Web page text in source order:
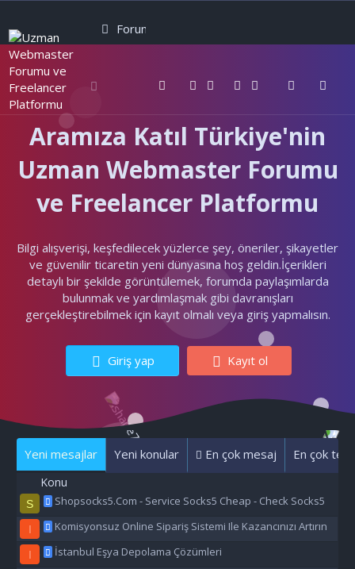
Forumlar
Aramıza Katıl Türkiye'nin
Uzman Webmaster Forumu
ve Freelancer Platformu
Bilgi alışverişi, keşfedilecek yüzlerce şey, öneriler, şikayetler
ve güvenilir ticaretin yeni dünyasına hoş geldin.İçerikleri
detaylı bir şekilde görüntülemek, forumda paylaşımlarda
bulunmak ve yardımlaşmak gibi davranışları
gerçekleştirebilmek için kayıt olmalı veya giriş yapmalısın.
Giriş yap Kayıt ol
Yeni mesajlar Yeni konular En çok mesaj En çok
Konu
S Shopsocks5.Com - Service Socks5 Cheap - Check Socks5
I Komisyonsuz Online Sipariş Sistemi Ile Kazancınızı Artırın
I İstanbul Eşya Depolama Çözümleri